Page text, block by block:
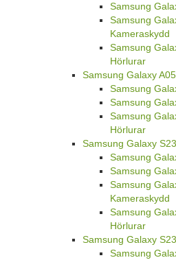
Samsung
Samsung
Kameraskydd
Samsung
Hörlurar
Samsung Galaxy
Samsung
Samsung
Samsung
Hörlurar
Samsung Galaxy S23
Samsung
Samsung
Samsung
Kameraskydd
Samsung
Hörlurar
Samsung Galaxy
Samsung